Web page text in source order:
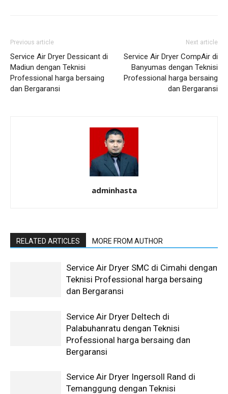
Previous article
Service Air Dryer Dessicant di
Madiun dengan Teknisi
Professional harga bersaing
dan Bergaransi
Next article
Service Air Dryer CompAir di
Banyumas dengan Teknisi
Professional harga bersaing
dan Bergaransi
adminhasta
RELATED ARTICLES MORE FROM AUTHOR
Service Air Dryer SMC di Cimahi dengan
Teknisi Professional harga bersaing
dan Bergaransi
Service Air Dryer Deltech di
Palabuhanratu dengan Teknisi
Professional harga bersaing dan
Bergaransi
Service Air Dryer Ingersoll Rand di
Temanggung dengan Teknisi